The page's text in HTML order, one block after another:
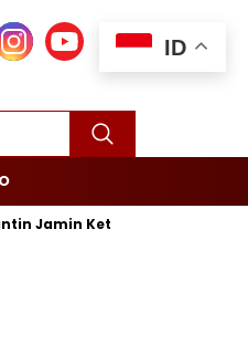
Ketertelusuran dari
ID